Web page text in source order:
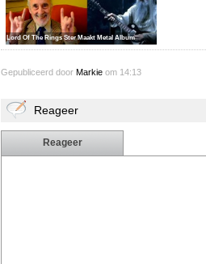
Lord Of The Rings Ster Maakt Metal Album
Gepubliceerd door Markie om 14:13
Reageer
Reageer